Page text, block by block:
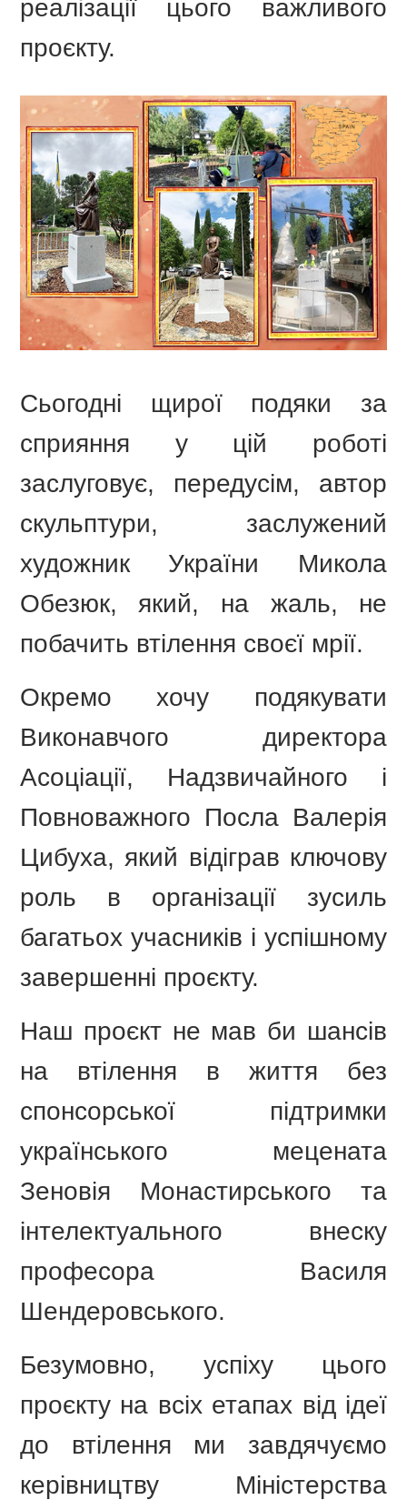
реалізації цього важливого
проєкту.
Сьогодні щирої подяки за
сприяння у цій роботі
заслуговує, передусім, автор
скульптури, заслужений
художник України Микола
Обезюк, який, на жаль, не
побачить втілення своєї мрії.
Окремо хочу подякувати
Виконавчого директора
Асоціації, Надзвичайного і
Повноважного Посла Валерія
Цибуха, який відіграв ключову
роль в організації зусиль
багатьох учасників і успішному
завершенні проєкту.
Наш проєкт не мав би шансів
на втілення в життя без
спонсорської підтримки
українського мецената
Зеновія Монастирського та
інтелектуального внеску
професора Василя
Шендеровського.
Безумовно, успіху цього
проєкту на всіх етапах від ідеї
до втілення ми завдячуємо
керівництву Міністерства